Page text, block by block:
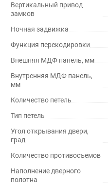
Вертикальный привод
замков
Ночная задвижка
Функция перекодировки
Внешняя МДФ панель, мм
Внутренняя МДФ панель,
мм
Количество петель
Тип петель
Угол открывания двери,
град
Количество противосъемов
Наполнение дверного
полотна